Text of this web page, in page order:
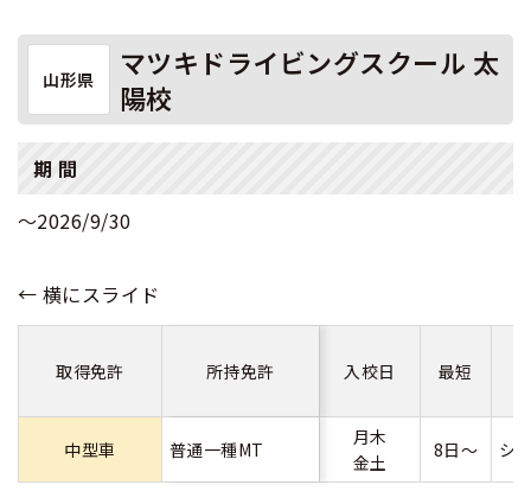
山形県
マツキドライビングスクール 太
陽校
期 間
～2026/9/30
取得免許 所持免許 入校日 最短
中型車 普通一種MT
月木
金土
8日～ シ